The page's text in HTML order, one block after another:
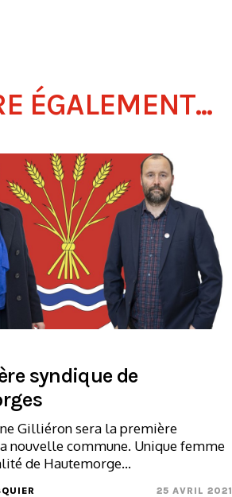
ÉGALEMENT...
syndique de
Gilliéron sera la première
nouvelle commune. Unique femme
de Hautemorge...
25 AVRIL 2021